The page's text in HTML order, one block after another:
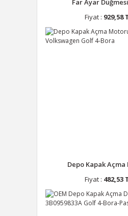
Far Ayar Düğmesi
Fiyat : 929,58
Depo Kapak Açma
Fiyat : 482,53